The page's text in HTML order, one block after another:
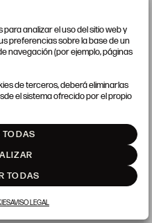
analizar el uso del sitio web y
preferencias sobre la base de un
navegación (por ejemplo, páginas
de terceros, deberá eliminarlas
el sistema ofrecido por el propio
TODAS
TODAS
AVISO LEGAL